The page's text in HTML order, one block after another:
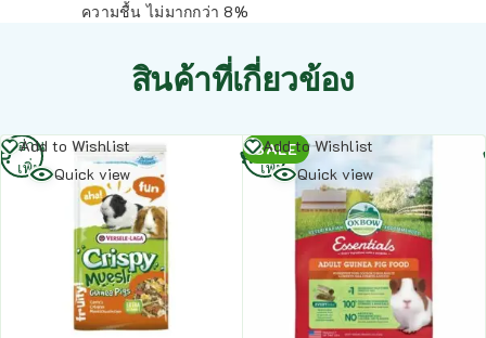
ความชื้น ไม่มากกว่า 8%
สินค้าที่เกี่ยวข้อง
Add to Wishlist
Quick view
อ่าน
เพิ่ม
SALE
Add to Wishlist
Quick view
อ่าน
เพิ่ม